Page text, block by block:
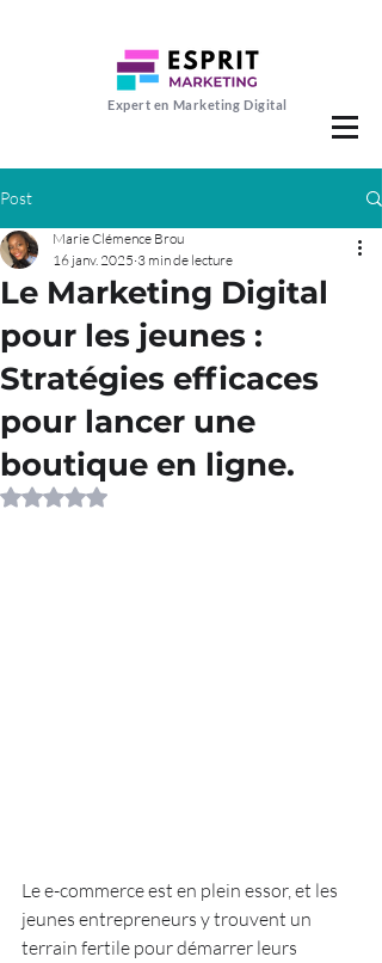
Expert en Marketing Digital
Post
Le Marketing Digital
pour les jeunes :
Stratégies efficaces
pour lancer une
boutique en ligne.
Marie Clémence Brou
16 janv. 2025 3 min de lecture
Noté NaN étoiles sur 5.
Le e-commerce est en plein essor, et les
jeunes entrepreneurs y trouvent un
terrain fertile pour démarrer leurs